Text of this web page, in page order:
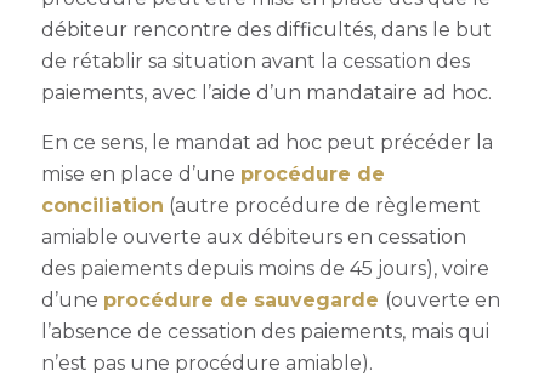
débiteur rencontre des difficultés, dans le but
de rétablir sa situation avant la cessation des
paiements, avec l’aide d’un mandataire ad hoc.
En ce sens, le mandat ad hoc peut précéder la
mise en place d’une procédure de
conciliation (autre procédure de règlement
amiable ouverte aux débiteurs en cessation
des paiements depuis moins de 45 jours), voire
d’une procédure de sauvegarde (ouverte en
l’absence de cessation des paiements, mais qui
n’est pas une procédure amiable).